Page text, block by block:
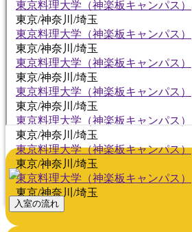
東京料理大学（神楽板キャンパス）
東京/神奈川/埼玉
東京料理大学（神楽板キャンパス）
東京/神奈川/埼玉
東京料理大学（神楽板キャンパス）
東京/神奈川/埼玉
東京料理大学（神楽板キャンパス）
東京/神奈川/埼玉
東京料理大学（神楽板キャンパス）
東京/神奈川/埼玉
東京料理大学（神楽板キャンパス）
東京/神奈川/埼玉
東京料理大学（神楽板キャンパス）
東京/神奈川/埼玉
入室の流れ